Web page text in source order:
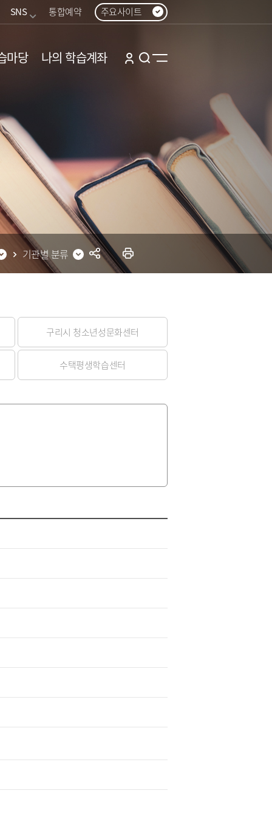
SNS 통합예약 주요사이트
마당 나의 학습계좌
기관별 분류
구리시 청소년성문화센터
수택평생학습센터